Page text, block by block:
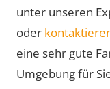
unter unseren
oder
eine sehr gute
Umgebung für